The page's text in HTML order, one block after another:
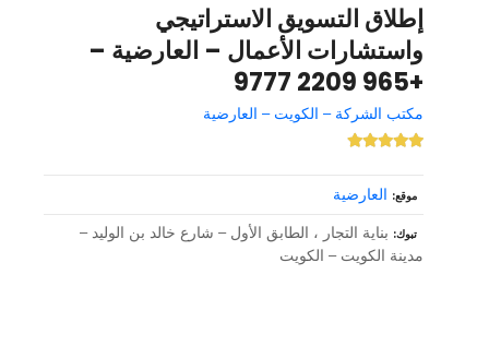
إطلاق التسويق الاستراتيجي
واستشارات الأعمال – العارضية –
+965 2209 9777
مكتب الشركة – الكويت – العارضية
موقع العارضية
تبوك
بناية التجار ، الطابق الأول – شارع خالد بن الوليد –
مدينة الكويت – الكويت